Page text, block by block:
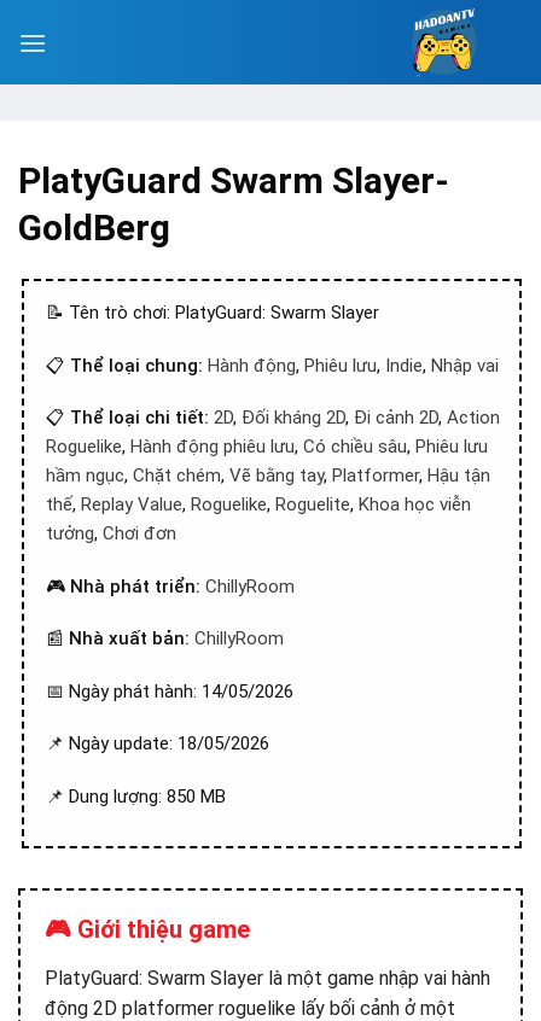
PlatyGuard Swarm Slayer-
GoldBerg
📝 Tên trò chơi: PlatyGuard: Swarm Slayer
📋 Thể loại chung: Hành động, Phiêu lưu, Indie, Nhập vai
📋 Thể loại chi tiết: 2D, Đối kháng 2D, Đi cảnh 2D, Action
Roguelike, Hành động phiêu lưu, Có chiều sâu, Phiêu lưu
hầm ngục, Chặt chém, Vẽ bằng tay, Platformer, Hậu tận
thế, Replay Value, Roguelike, Roguelite, Khoa học viễn
tưởng, Chơi đơn
🎮 Nhà phát triển: ChillyRoom
📰 Nhà xuất bản: ChillyRoom
📅 Ngày phát hành: 14/05/2026
📌 Ngày update: 18/05/2026
📌 Dung lượng: 850 MB
🎮 Giới thiệu game
PlatyGuard: Swarm Slayer là một game nhập vai hành
động 2D platformer roguelike lấy bối cảnh ở một